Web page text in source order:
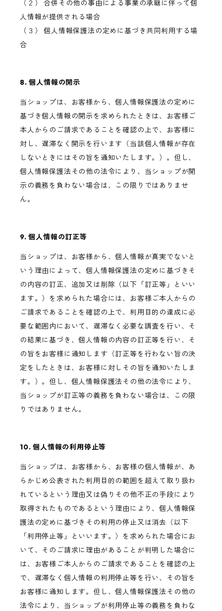
（２） 合併その他の事由による事業の承継に伴って個
人情報が提供される場合
（３） 個人情報保護法の定めに基づき共同利用する場
合
8. 個人情報の開示
当ショップは、お客様から、個人情報保護法の定めに
基づき個人情報の開示を求められたときは、お客様ご
本人からのご請求であることを確認の上で、お客様に
対し、遅滞なく開示を行います（当該個人情報が存在
しないときにはその旨を通知いたします。）。但し、
個人情報保護法その他の法令により、当ショップが開
示の義務を負わない場合は、この限りではありませ
ん。
9. 個人情報の訂正等
当ショップは、お客様から、個人情報が真実でないと
いう理由によって、個人情報保護法の定めに基づきそ
の内容の訂正、追加又は削除（以下「訂正等」といい
ます。）を求められた場合には、お客様ご本人からの
ご請求であることを確認の上で、利用目的の達成に必
要な範囲内において、遅滞なく必要な調査を行い、そ
の結果に基づき、個人情報の内容の訂正等を行い、そ
の旨をお客様に通知します（訂正等を行わない旨の決
定をしたときは、お客様に対しその旨を通知いたしま
す。）。但し、個人情報保護法その他の法令により、
当ショップが訂正等の義務を負わない場合は、この限
りではありません。
10. 個人情報の利用停止等
当ショップは、お客様から、お客様の個人情報が、あ
らかじめ公表された利用目的の範囲を超えて取り扱わ
れているという理由又は偽りその他不正の手段により
取得されたものであるという理由により、個人情報保
護法の定めに基づきその利用の停止又は消去（以下
「利用停止等」といいます。）を求められた場合にお
いて、そのご請求に理由があることが判明した場合に
は、お客様ご本人からのご請求であることを確認の上
で、遅滞なく個人情報の利用停止等を行い、その旨を
お客様に通知します。但し、個人情報保護法その他の
法令により、当ショップが利用停止等の義務を負わな